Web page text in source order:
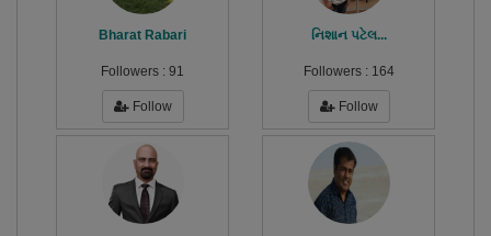
Bharat Rabari
Followers : 91
Follow
નિશાન પટેલ...
Followers : 164
Follow